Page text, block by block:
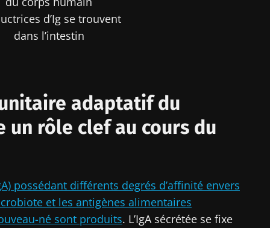
d’Ig se trouvent
dans l’intestin
adaptatif du
un rôle clef au cours du
possédant différents degrés d’affinité envers
et les antigènes alimentaires
né sont produits. L’IgA sécrétée se fixe
point d'être redirigé et de quitter notre site web
informé
Microbiota des professionnels de santé et
actualités sur le microbiote.
Microbiota des professionnels de santé et
le "Microbiota Digest" et le "HCP Magazine"
afin de recevoir d'autres actualités de Biocodex
les